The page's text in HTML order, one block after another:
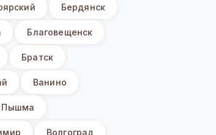
Бердянск
Благовещенск
Братск
Ванино
Пышма
Волгоград